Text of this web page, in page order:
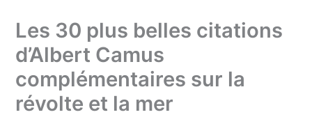
Les 30 plus belles citations
d’Albert Camus
complémentaires sur la
révolte et la mer